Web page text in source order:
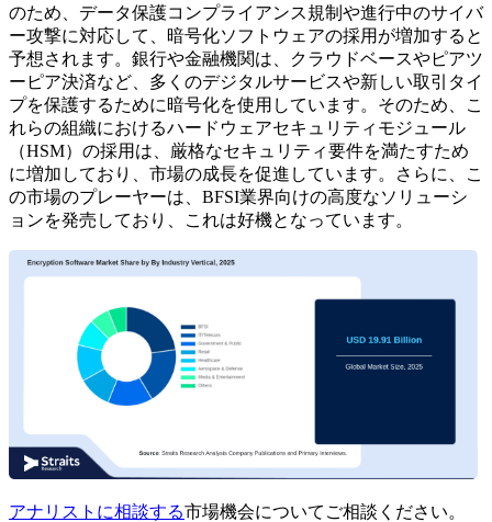
のため、データ保護コンプライアンス規制や進行中のサイバ
ー攻撃に対応して、暗号化ソフトウェアの採用が増加すると
予想されます。銀行や金融機関は、クラウドベースやピアツ
ーピア決済など、多くのデジタルサービスや新しい取引タイ
プを保護するために暗号化を使用しています。そのため、こ
れらの組織におけるハードウェアセキュリティモジュール
（HSM）の採用は、厳格なセキュリティ要件を満たすため
に増加しており、市場の成長を促進しています。さらに、こ
の市場のプレーヤーは、BFSI業界向けの高度なソリューシ
ョンを発売しており、これは好機となっています。
アナリストに相談する市場機会についてご相談ください。